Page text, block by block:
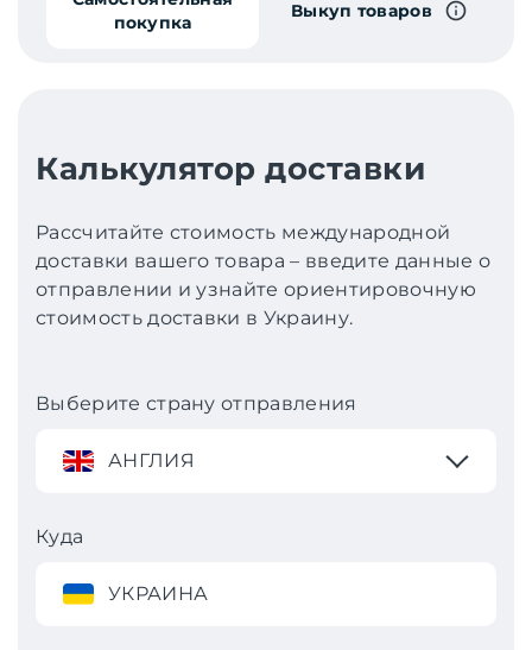
покупка
Выкуп товаров
Калькулятор доставки
Рассчитайте стоимость международной
доставки вашего товара – введите данные о
отправлении и узнайте ориентировочную
стоимость доставки в Украину.
Выберите страну отправления
АНГЛИЯ
Куда
УКРАИНА